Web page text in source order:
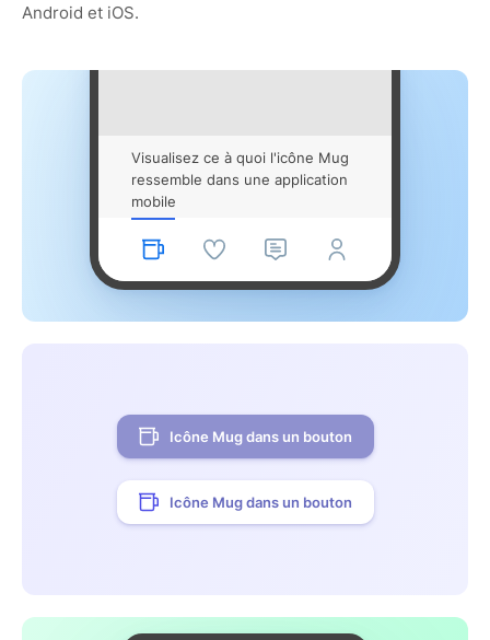
Android et iOS.
Visualisez ce à quoi l'icône Mug
ressemble dans une application
mobile
Icône Mug dans un bouton
Icône Mug dans un bouton